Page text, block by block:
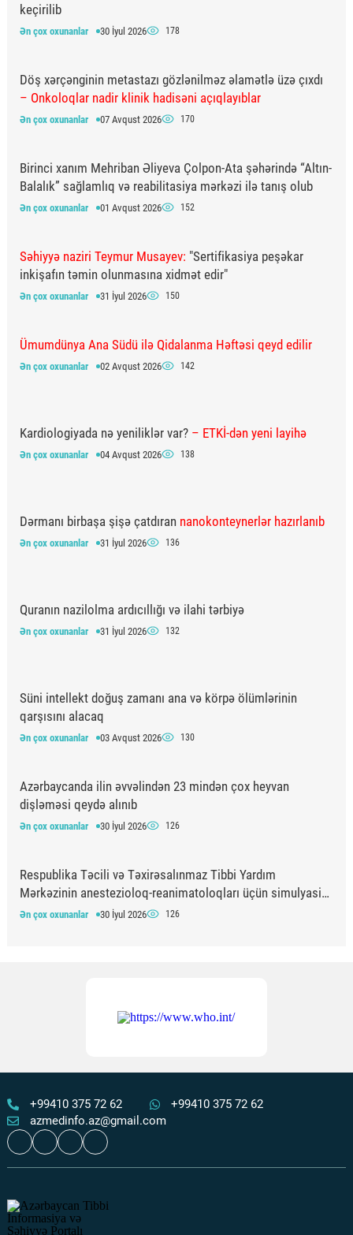
keçirilib
Ən çox oxunanlar 30 İyul 2026 178
Döş xərçənginin metastazı gözlənilməz əlamətlə üzə çıxdı
– Onkoloqlar nadir klinik hadisəni açıqlayıblar
Ən çox oxunanlar 07 Avqust 2026 170
Birinci xanım Mehriban Əliyeva Çolpon-Ata şəhərində “Altın-
Balalık” sağlamlıq və reabilitasiya mərkəzi ilə tanış olub
Ən çox oxunanlar 01 Avqust 2026 152
Səhiyyə naziri Teymur Musayev: "Sertifikasiya peşəkar
inkişafın təmin olunmasına xidmət edir"
Ən çox oxunanlar 31 İyul 2026 150
Ümumdünya Ana Südü ilə Qidalanma Həftəsi qeyd edilir
Ən çox oxunanlar 02 Avqust 2026 142
Kardiologiyada nə yeniliklər var? – ETKİ-dən yeni layihə
Ən çox oxunanlar 04 Avqust 2026 138
Dərmanı birbaşa şişə çatdıran nanokonteynerlər hazırlanıb
Ən çox oxunanlar 31 İyul 2026 136
Quranın nazilolma ardıcıllığı və ilahi tərbiyə
Ən çox oxunanlar 31 İyul 2026 132
Süni intellekt doğuş zamanı ana və körpə ölümlərinin
qarşısını alacaq
Ən çox oxunanlar 03 Avqust 2026 130
Azərbaycanda ilin əvvəlindən 23 mindən çox heyvan
dişləməsi qeydə alınıb
Ən çox oxunanlar 30 İyul 2026 126
Respublika Təcili və Təxirəsalınmaz Tibbi Yardım
Mərkəzinin anestezioloq-reanimatoloqları üçün simulyasiya
təlimi keçirilib
Ən çox oxunanlar 30 İyul 2026 126
xəstəliklərin erkən aşkarlanması aparılır
Şuşa şəhərində təcili tibbi yardım bölməsi fəaliyyətə
başlayıb
Əlillik dərəcəsinin təyin olunması müraciət qaydaları
+99410 375 72 62
+99410 375 72 62
azmedinfo.az@gmail.com